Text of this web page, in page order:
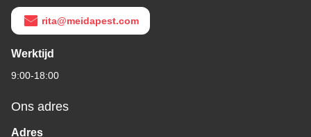
rita@meidapest.com
Werktijd
9:00-18:00
Ons adres
Adres